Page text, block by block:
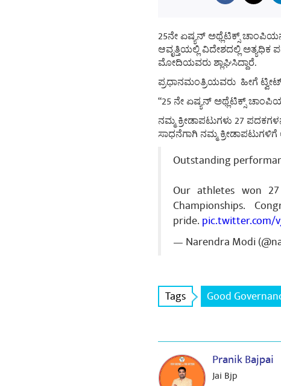
25ನೇ ಏಷ್ಯನ್ ಅಥ್ಲೆಟಿಕ್ಸ್
ಆವೃತ್ತಿಯಲ್ಲಿ ವಿದೇಶದಲ್ಲಿ ಅತ್ಯಧಿಕ
ಮೋದಿಯವರು ಶ್ಲಾಘಿಸಿದ್ದಾರೆ.
ಪ್ರಧಾನಮಂತ್ರಿಯವರು ಹೀಗೆ
“25 ನೇ ಏಷ್ಯನ್ ಅಥ್ಲೆಟಿಕ್ಸ್
ನಮ್ಮ ಕ್ರೀಡಾಪಟುಗಳು 27
ಸಾಧನೆಗಾಗಿ ನಮ್ಮ
Outstanding
Our athletes won
Championships.
pride. pic.twitter.com/
— Narendra Modi
Tags Good
Pranik Bajpai
Jai Bjp